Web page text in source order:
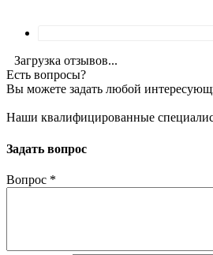
Загрузка отзывов...
Есть вопросы?
Вы можете задать любой
Наши квалифицированные
Задать вопрос
Вопрос *